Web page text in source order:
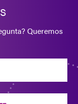
Queremos